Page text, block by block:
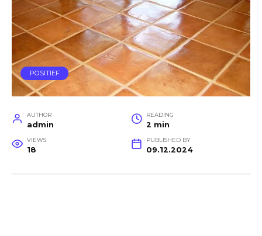
POSITIEF
AUTHOR
admin
READING
2 min
VIEWS
18
PUBLISHED BY
09.12.2024